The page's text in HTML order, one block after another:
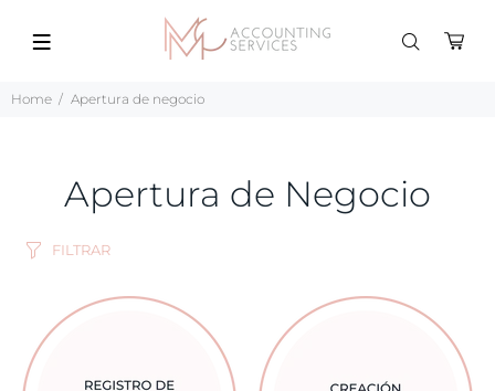
Home Apertura de negocio
Apertura de Negocio
FILTRAR